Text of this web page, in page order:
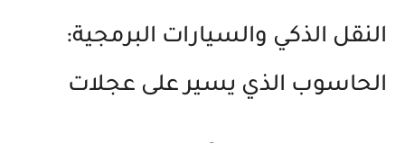
النقل الذكي والسيارات البرمجية:
الحاسوب الذي يسير على عجلات